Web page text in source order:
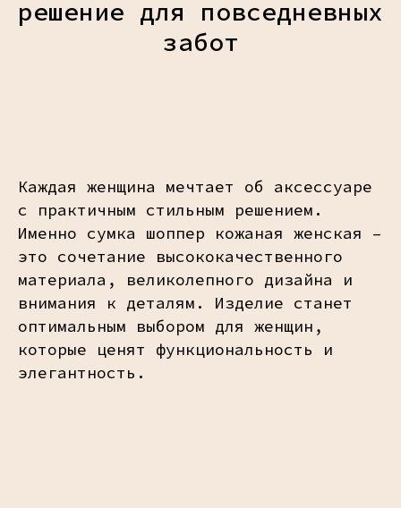
решение для повседневных
забот
Каждая женщина мечтает об аксессуаре
с практичным стильным решением.
Именно сумка шоппер кожаная женская –
это сочетание высококачественного
материала, великолепного дизайна и
внимания к деталям. Изделие станет
оптимальным выбором для женщин,
которые ценят функциональность и
элегантность.